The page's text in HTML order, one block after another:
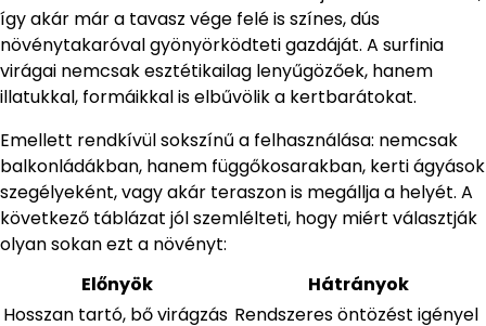
így akár már a tavasz vége felé is színes, dús
növénytakaróval gyönyörködteti gazdáját. A surfinia
virágai nemcsak esztétikailag lenyűgözőek, hanem
illatukkal, formáikkal is elbűvölik a kertbarátokat.
Emellett rendkívül sokszínű a felhasználása: nemcsak
balkonládákban, hanem függőkosarakban, kerti ágyások
szegélyeként, vagy akár teraszon is megállja a helyét. A
következő táblázat jól szemlélteti, hogy miért választják
olyan sokan ezt a növényt:
Előnyök
Hátrányok
Hosszan tartó, bő virágzás Rendszeres öntözést igényel